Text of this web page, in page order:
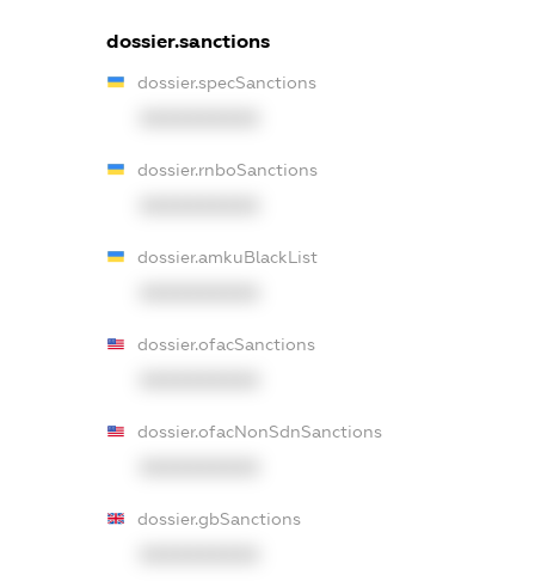
dossier.sanctions
dossier.specSanctions
dossier.rnboSanctions
dossier.amkuBlackList
dossier.ofacSanctions
dossier.ofacNonSdnSanctions
dossier.gbSanctions